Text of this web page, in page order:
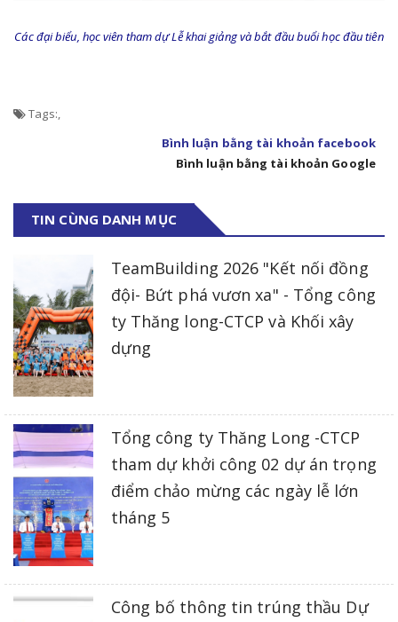
Các đại biểu, học viên tham dự Lễ khai giảng và bắt đầu buổi học đầu tiên
Tags:,
Bình luận bằng tài khoản facebook
Bình luận bằng tài khoản Google
TIN CÙNG DANH MỤC
TeamBuilding 2026 "Kết nối đồng
đội- Bứt phá vươn xa" - Tổng công
ty Thăng long-CTCP và Khối xây
dựng
Tổng công ty Thăng Long -CTCP
tham dự khởi công 02 dự án trọng
điểm chảo mừng các ngày lễ lớn
tháng 5
Công bố thông tin trúng thầu Dự